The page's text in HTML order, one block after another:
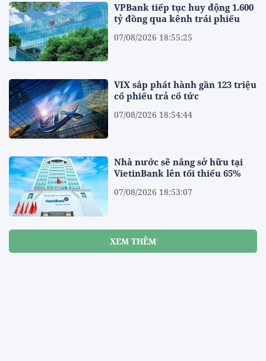
VPBank tiếp tục huy động 1.600
tỷ đồng qua kênh trái phiếu
07/08/2026 18:55:25
VIX sắp phát hành gần 123 triệu
cổ phiếu trả cổ tức
07/08/2026 18:54:44
Nhà nước sẽ nâng sở hữu tại
VietinBank lên tối thiểu 65%
07/08/2026 18:53:07
XEM THÊM